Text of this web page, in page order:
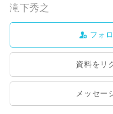
滝下秀之
フォ
資料をリ
メッセー